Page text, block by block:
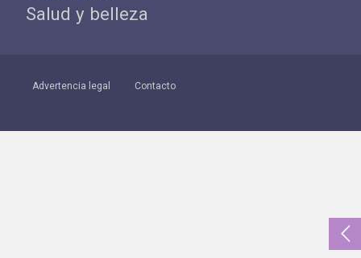
Salud y belleza
Advertencia legal Contacto